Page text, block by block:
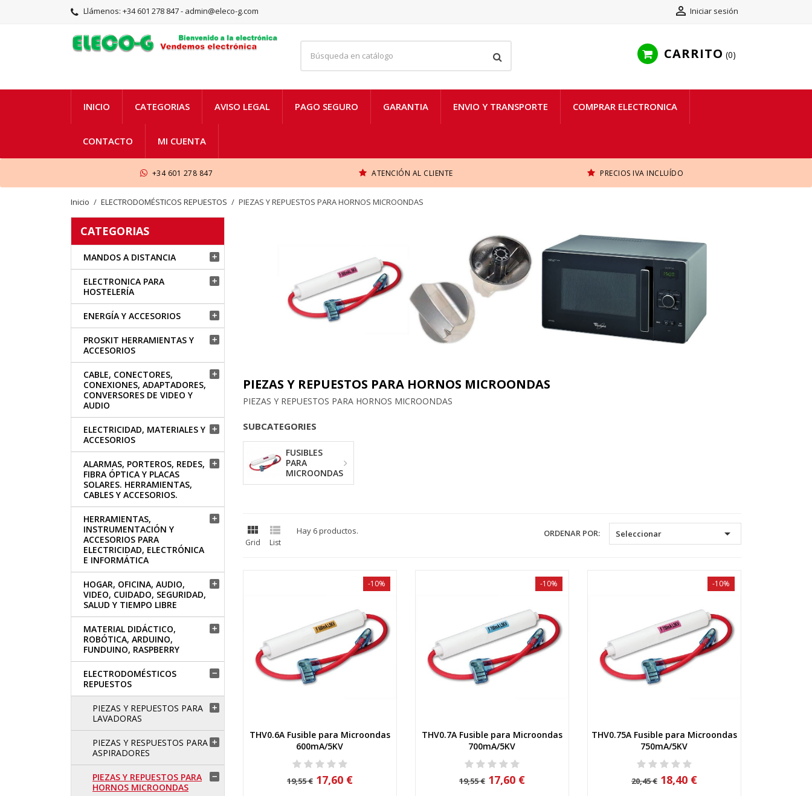
Llámenos: +34 601 278 847 - admin@eleco-g.com  Iniciar sesión
CARRITO 0
INICIO CATEGORIAS AVISO LEGAL PAGO SEGURO GARANTIA ENVIO Y TRANSPORTE COMPRAR ELECTRONICA
CONTACTO MI CUENTA
+34 601 278 847 ATENCIÓN AL CLIENTE PRECIOS IVA INCLUÍDO
Inicio ELECTRODOMÉSTICOS REPUESTOS PIEZAS Y REPUESTOS PARA HORNOS MICROONDAS
CATEGORIAS
MANDOS A DISTANCIA 
ELECTRONICA PARA
HOSTELERÍA

ENERGÍA Y ACCESORIOS 
PROSKIT HERRAMIENTAS Y
ACCESORIOS

CABLE, CONECTORES,
CONEXIONES, ADAPTADORES,
CONVERSORES DE VIDEO Y
AUDIO

ELECTRICIDAD, MATERIALES Y
ACCESORIOS

ALARMAS, PORTEROS, REDES,
FIBRA ÓPTICA Y PLACAS
SOLARES. HERRAMIENTAS,
CABLES Y ACCESORIOS.

HERRAMIENTAS,
INSTRUMENTACIÓN Y
ACCESORIOS PARA
ELECTRICIDAD, ELECTRÓNICA
E INFORMÁTICA

HOGAR, OFICINA, AUDIO,
VIDEO, CUIDADO, SEGURIDAD,
SALUD Y TIEMPO LIBRE

MATERIAL DIDÁCTICO,
ROBÓTICA, ARDUINO,
FUNDUINO, RASPBERRY

ELECTRODOMÉSTICOS
REPUESTOS

PIEZAS Y REPUESTOS PARA
LAVADORAS

PIEZAS Y RESPUESTOS PARA
ASPIRADORES

PIEZAS Y REPUESTOS PARA
HORNOS MICROONDAS

PIEZAS Y REPUESTOS PARA HORNOS MICROONDAS
PIEZAS Y REPUESTOS PARA HORNOS MICROONDAS
SUBCATEGORIES
FUSIBLES
PARA
MICROONDAS

Grid

List
Hay 6 productos. ORDENAR POR: Seleccionar 
Vista rápida
THV0.6A Fusible para Microondas
600mA/5KV
19,55 €
-10%
17,60 €
Vista rápida
THV0.7A Fusible para Microondas
700mA/5KV
19,55 €
-10%
17,60 €
Vista rápida
THV0.75A Fusible para Microondas
750mA/5KV
20,45 €
-10%
18,40 €